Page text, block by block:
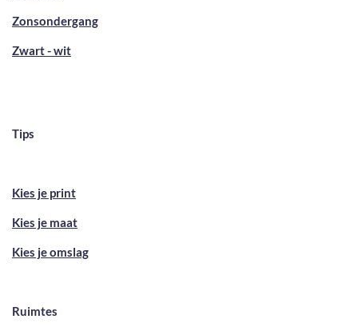
Zonsondergang
Zwart - wit
Tips
Kies je print
Kies je maat
Kies je omslag
Ruimtes